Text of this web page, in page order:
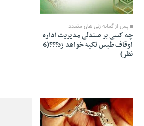
24 Farvardin 1391 - 11:03
پس از گمانه زنی های متعدد:
چه کسی بر صندلی مدیریت اداره
اوقاف طبس تکیه خواهد زد؟؟؟(6
نظر)